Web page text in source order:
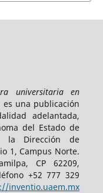
universitaria en
es una publicación
adelantada,
del Estado de
la Dirección de
1, Campus Norte.
CP 62209,
+52 777 329
inventio.uaem.mx